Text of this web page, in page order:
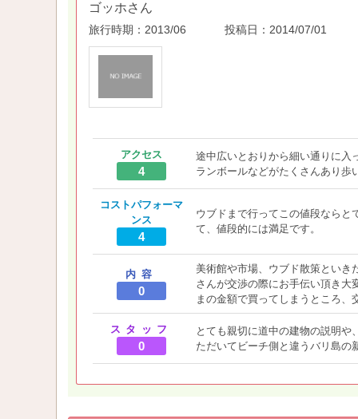
ゴッホさん
旅行時期： 2013/06 投稿日： 2014/07/01
アクセス
4
途中広いとおりから細い通りに入
ランボールなどがたくさんあり歩
コストパフォーマ
ンス
4
ウブドまで行ってこの値段ならと
て、値段的には満足です。
内容
0
美術館や市場、ウブド散策といき
さんが交渉の際にお手伝い頂き大
まの金額で買ってしまうところ、
スタッフ
0
とても親切に道中の建物の説明
ただいてビーチ側と違うバリ島の